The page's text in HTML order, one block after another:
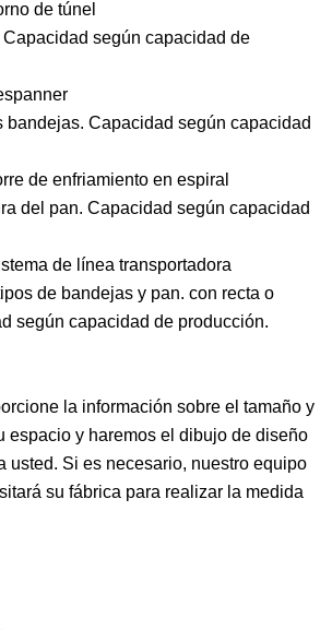
de túnel
Capacidad según capacidad de
bandejas. Capacidad según capacidad
de enfriamiento en espiral
del pan. Capacidad según capacidad
de línea transportadora
de bandejas y pan. con recta o
según capacidad de producción.
la información sobre el tamaño y
espacio y haremos el dibujo de diseño
usted. Si es necesario, nuestro equipo
su fábrica para realizar la medida